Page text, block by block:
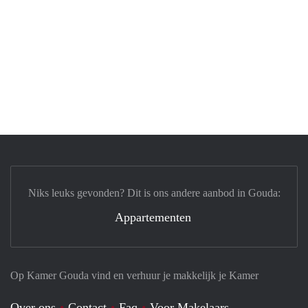
Op Kamer Gouda vind en verhuur je makkelijk je Kamer
Niks leuks gevonden? Dit is ons andere aanbod in Gouda:
Appartementen